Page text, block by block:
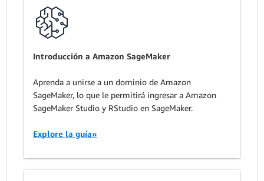
Introducción a Amazon SageMaker
Aprenda a unirse a un dominio de Amazon
SageMaker, lo que le permitirá ingresar a Amazon
SageMaker Studio y RStudio en SageMaker.
Explore la guía»